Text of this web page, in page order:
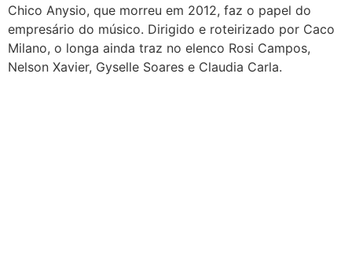
Chico Anysio, que morreu em 2012, faz o papel do
empresário do músico. Dirigido e roteirizado por Caco
Milano, o longa ainda traz no elenco Rosi Campos,
Nelson Xavier, Gyselle Soares e Claudia Carla.